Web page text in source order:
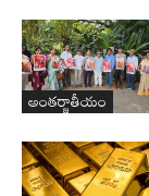
అంతర్జాతీయం